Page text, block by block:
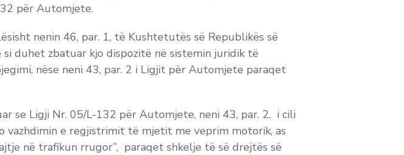
për Automjete.
nenin 46, par. 1, të Kushtetutës së Republikës së
si duhet zbatuar kjo dispozitë në sistemin juridik të
nëse neni 43, par. 2 i Ligjit për Automjete paraqet
se Ligji Nr. 05/L-132 për Automjete, neni 43, par. 2, i cili
vazhdimin e regjistrimit të mjetit me veprim motorik, as
në trafikun rrugor”, paraqet shkelje të së drejtës së